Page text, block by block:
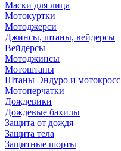
Маски для лица
Мотокуртки
Мотоджерси
Джинсы, штаны, вейдерсы
Вейдерсы
Мотоджинсы
Мотоштаны
Штаны Эндуро и мотокросс
Мотоперчатки
Дождевики
Дождевые бахилы
Защита от дождя
Защита тела
Защитные шорты